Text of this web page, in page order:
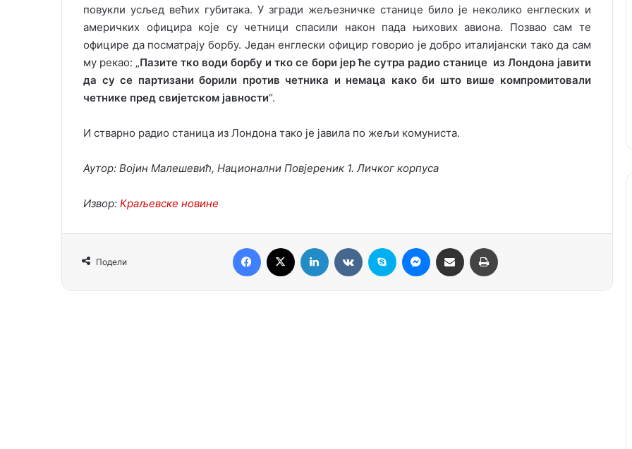
повукли усљед већих губитака. У згради жељезничке станице било је неколико енглеских и
америчких официра које су четници спасили након пада њихових авиона. Позвао сам те
официре да посматрају борбу. Један енглески официр говорио је добро италијански тако да сам
му рекао: „Пазите тко води борбу и тко се бори јер ће сутра радио станице из Лондона јавити
да су се партизани борили против четника и немаца како би што више компромитовали
четнике пред свијетском јавности“.
И стварно радио станица из Лондона тако је јавила по жељи комуниста.
Аутор: Војин Малешевић, Национални Повјереник 1. Личког корпуса
Извор: Краљевске новине
Подели